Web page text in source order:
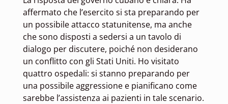
affermato che l’esercito si sta preparando per
un possibile attacco statunitense, ma anche
che sono disposti a sedersi a un tavolo di
dialogo per discutere, poiché non desiderano
un conflitto con gli Stati Uniti. Ho visitato
quattro ospedali: si stanno preparando per
una possibile aggressione e pianificano come
sarebbe l’assistenza ai pazienti in tale scenario.